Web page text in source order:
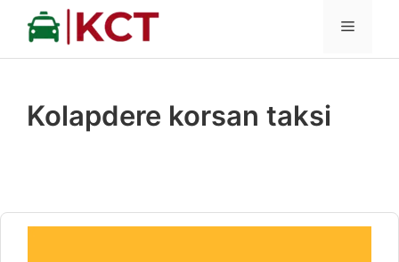
İçeriğe
MENÜ
Kolapdere korsan taksi